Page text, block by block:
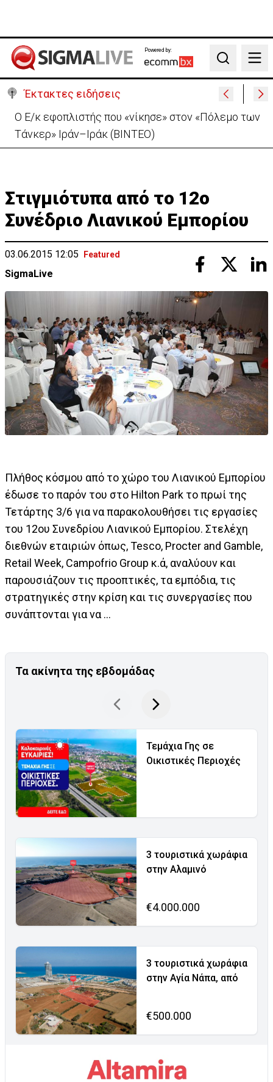
Powered by:
Search
Έκτακτες ειδήσεις
Μαλαισία: Πανικός σε πτήση – Επιχείρησε να
ανοίξει την έξοδο κινδύνου (ΒΙΝΤΕΟ)
Στιγμιότυπα από το 12o
Συνέδριο Λιανικού Εμπορίου
03.06.2015 12:05 Featured
SigmaLive
Πλήθος κόσμου από το χώρο του Λιανικού Εμπορίου
έδωσε το παρόν του στο Hilton Park το πρωί της
Τετάρτης 3/6 για να παρακολουθήσει τις εργασίες
του 12ου Συνεδρίου Λιανικού Εμπορίου. Στελέχη
διεθνών εταιριών όπως, Tesco, Procter and Gamble,
Retail Week, Campofrio Group κ.ά, αναλύουν και
παρουσιάζουν τις προοπτικές, τα εμπόδια, τις
στρατηγικές στην κρίση και τις συνεργασίες που
συνάπτονται για να ...
Τα ακίνητα της εβδομάδας
Τεμάχια Γης σε
Οικιστικές Περιοχές
3 τουριστικά χωράφια
στην Αλαμινό
€4.000.000
3 τουριστικά χωράφια
στην Αγία Νάπα, από
€500.000